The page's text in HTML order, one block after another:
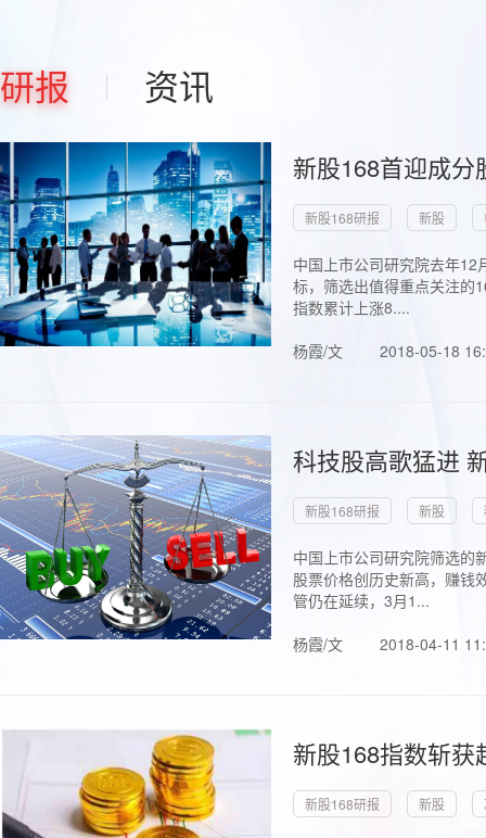
研报 资讯
新股168首迎成
新股168研报 新股
中国上市公司研究院去年
标，筛选出值得重点关注的
指数累计上涨8....
杨霞/文
2018-05-18
科技股高歌猛进
新股168研报 新股
中国上市公司研究院筛选的
股票价格创历史新高，赚钱
管仍在延续，3月1...
杨霞/文
2018-04-11
新股168指数斩
新股168研报 新股